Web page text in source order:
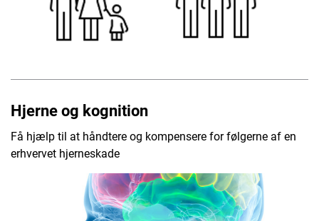
Hjerne og kognition
Få hjælp til at håndtere og kompensere for følgerne af en
erhvervet hjerneskade